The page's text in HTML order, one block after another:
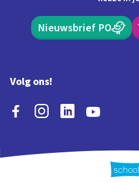
Nieuwsbrief PO
Volg ons!